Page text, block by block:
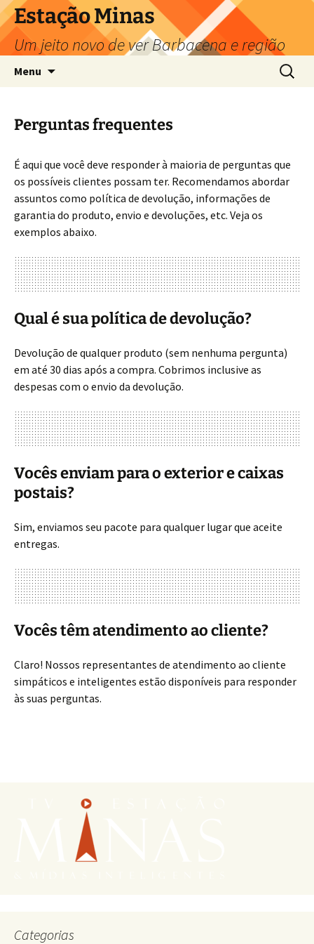
Pular
para
o
conteúdo
Estação Minas
Um jeito novo de ver Barbacena e região
Menu
por:
Perguntas frequentes
É aqui que você deve responder à maioria de perguntas que
os possíveis clientes possam ter. Recomendamos abordar
assuntos como política de devolução, informações de
garantia do produto, envio e devoluções, etc. Veja os
exemplos abaixo.
Qual é sua política de devolução?
Devolução de qualquer produto (sem nenhuma pergunta)
em até 30 dias após a compra. Cobrimos inclusive as
despesas com o envio da devolução.
Vocês enviam para o exterior e caixas
postais?
Sim, enviamos seu pacote para qualquer lugar que aceite
entregas.
Vocês têm atendimento ao cliente?
Claro! Nossos representantes de atendimento ao cliente
simpáticos e inteligentes estão disponíveis para responder
às suas perguntas.
Categorias